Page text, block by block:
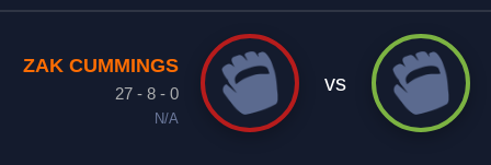
ZAK CUMMINGS
27 - 8 - 0
N/A
vs